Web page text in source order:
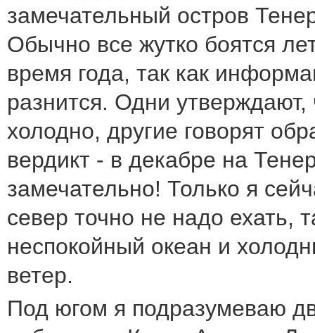
замечательный остров
Обычно все жутко боятся
время года, так как
разнится. Одни утверждают,
холодно, другие говорят
вердикт - в декабре на
замечательно! Только я
север точно не надо ехать,
неспокойный океан и
ветер.
Под югом я подразумеваю